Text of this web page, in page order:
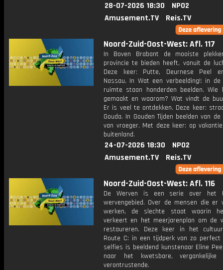
28-07-2026 18:30
NPO2
Amusement.TV
Reis.TV
Noord-Zuid-Oost-West: Afl. 117
In Boven Brabant de mooiste
provincie te bieden heeft, vanuit de
Deze keer: Putte, Deurnese Peel
Nassau. In Wat een verbeelding!: in de
ruimte staan honderden beelden.
gemaakt en waarom? Wat vindt de
Er is veel te ontdekken. Deze keer:
Gouda. In Gouden Tijden beelden van
van vroeger. Met deze keer: op
buitenland.
24-07-2026 18:30
NPO2
Amusement.TV
Reis.TV
Noord-Zuid-Oost-West: Afl. 116
De Werven is een serie over het
wervengebied. Over de mensen die er
werken, de slechte staat waarin
verkeert en het meerjarenplan om de
restaureren. Deze keer in het
Route C: in een tijdperk van zo perfect
selfies is beeldend kunstenaar Eline
naar het kwetsbare,
verontrustende.